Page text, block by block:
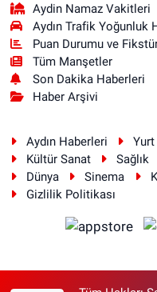
Aydin Namaz Vakitleri
Aydın Trafik Yoğunluk
Puan Durumu ve
Tüm Manşetler
Son Dakika Haberleri
Haber Arşivi
Aydın Haberleri Yurt
Kültür Sanat
Sağlık
Dünya
Sinema
Gizlilik Politikası